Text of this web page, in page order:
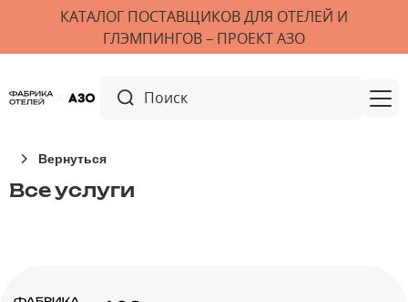
КАТАЛОГ ПОСТАВЩИКОВ ДЛЯ ОТЕЛЕЙ И
ГЛЭМПИНГОВ – ПРОЕКТ АЗО
Вернуться
Все услуги